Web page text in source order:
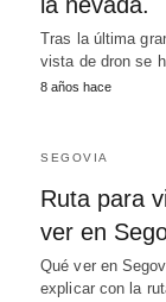
Tras la última
vista de dron se
8 años hace
SEGOVIA
Ruta para
ver en
Qué ver en
explicar con la